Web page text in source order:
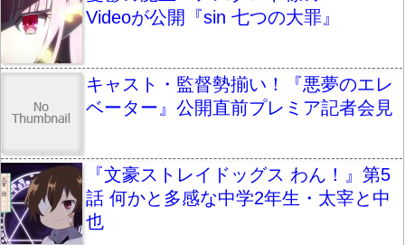
Videoが公開『sin 七つの大罪』
キャスト・監督勢揃い！『悪夢のエレ
ベーター』公開直前プレミア記者会見
『文豪ストレイドッグス わん！』第5
話 何かと多感な中学2年生・太宰と中
也